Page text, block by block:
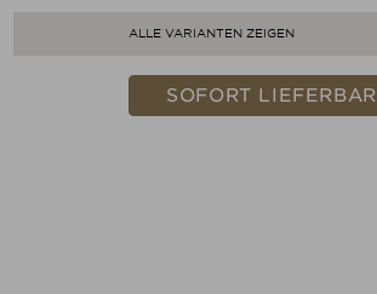
ALLE VARIANTEN ZEIGEN
SOFORT LIEFERBAR